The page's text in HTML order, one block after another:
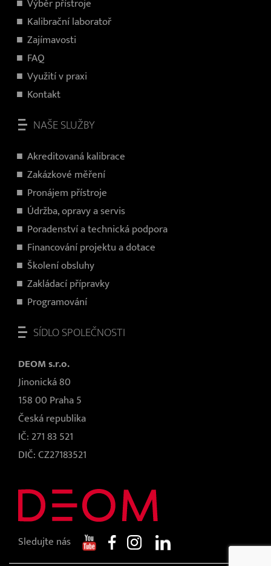
Výběr přístroje
Kalibrační laboratoř
Zajímavosti
FAQ
Využití v praxi
Kontakt
NAŠE SLUŽBY
Akreditovaná kalibrace
Zakázkové měření
Pronájem přístroje
Údržba, opravy a servis
Poradenství a technická podpora
Financování projektu a dotace
Školení obsluhy
Zakládací přípravky
Programování
SÍDLO SPOLEČNOSTI
DEOM s.r.o.
Jinonická 80
158 00 Praha 5
Česká republika
IČ: 271 83 521
DIČ: CZ27183521
Sledujte nás